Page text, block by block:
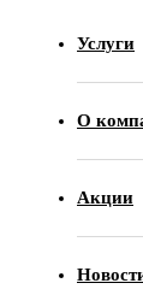
Услуги
О
Акции